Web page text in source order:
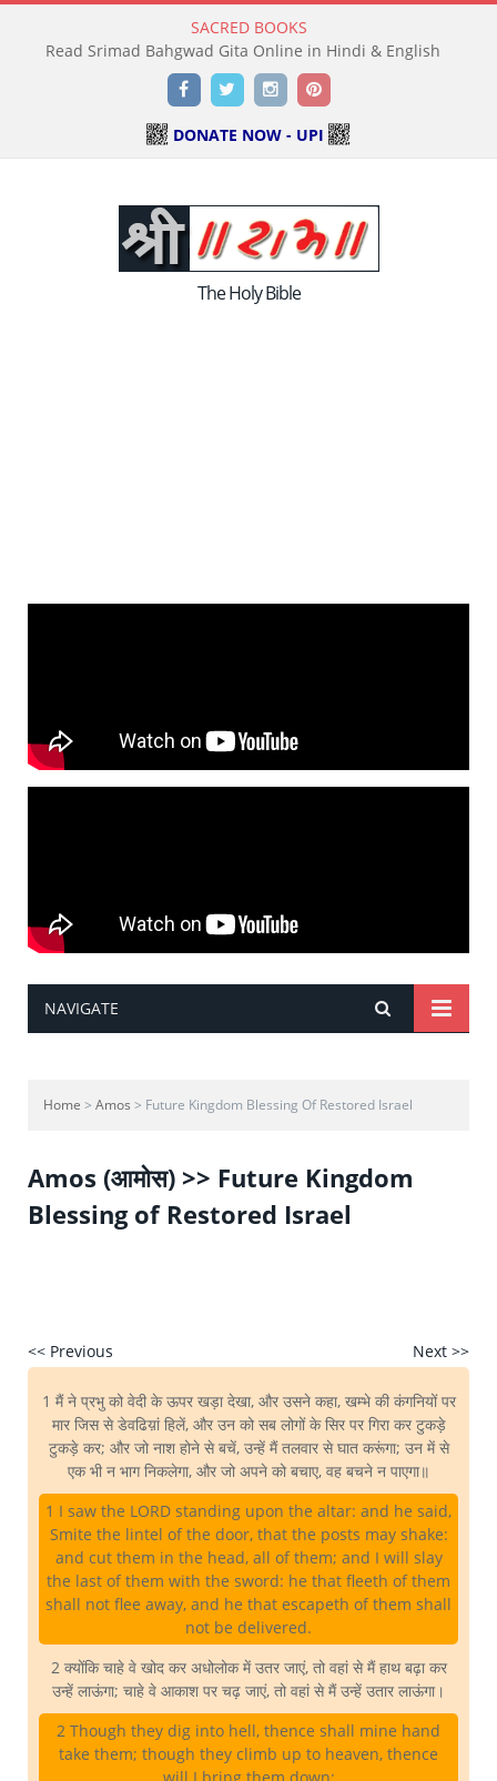
SACRED BOOKS
Read Srimad Bahgwad Gita Online in Hindi & English
FacebookTwitterInstagramPinterest
DONATE NOW - UPI
The Holy Bible
NAVIGATE
Home > Amos > Future Kingdom Blessing Of Restored Israel
Amos (आमोस) >> Future Kingdom
Blessing of Restored Israel
<< Previous Next >>
1 मैं ने प्रभु को वेदी के ऊपर खड़ा देखा, और उसने कहा, खम्भे की कंगनियों पर
मार जिस से डेवढिय़ां हिलें, और उन को सब लोगों के सिर पर गिरा कर टुकड़े
टुकड़े कर; और जो नाश होने से बचें, उन्हें मैं तलवार से घात करूंगा; उन में से
एक भी न भाग निकलेगा, और जो अपने को बचाए, वह बचने न पाएगा॥
1 I saw the LORD standing upon the altar: and he said,
Smite the lintel of the door, that the posts may shake:
and cut them in the head, all of them; and I will slay
the last of them with the sword: he that fleeth of them
shall not flee away, and he that escapeth of them shall
not be delivered.
2 क्योंकि चाहे वे खोद कर अधोलोक में उतर जाएं, तो वहां से मैं हाथ बढ़ा कर
उन्हें लाऊंगा; चाहे वे आकाश पर चढ़ जाएं, तो वहां से मैं उन्हें उतार लाऊंगा।
2 Though they dig into hell, thence shall mine hand
take them; though they climb up to heaven, thence